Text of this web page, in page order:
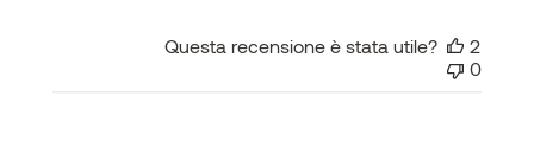
Questa recensione è stata utile?
2
0